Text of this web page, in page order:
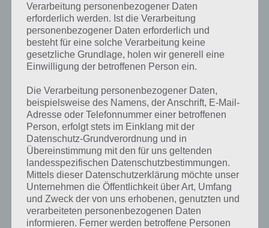
Kurze Begriffserklärung zur Lösung
Verarbeitung personenbezogener Daten
erforderlich werden. Ist die Verarbeitung
personenbezogener Daten erforderlich und
besteht für eine solche Verarbeitung keine
gesetzliche Grundlage, holen wir generell eine
Einwilligung der betroffenen Person ein.
Die Verarbeitung personenbezogener Daten,
beispielsweise des Namens, der Anschrift, E-Mail-
Adresse oder Telefonnummer einer betroffenen
Person, erfolgt stets im Einklang mit der
Datenschutz-Grundverordnung und in
Übereinstimmung mit den für uns geltenden
landesspezifischen Datenschutzbestimmungen.
Mittels dieser Datenschutzerklärung möchte unser
Unternehmen die Öffentlichkeit über Art, Umfang
und Zweck der von uns erhobenen, genutzten und
verarbeiteten personenbezogenen Daten
informieren. Ferner werden betroffene Personen